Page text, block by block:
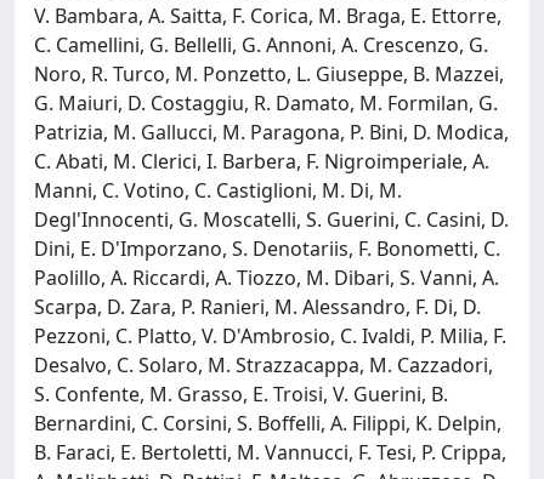
V. Bambara, A. Saitta, F. Corica, M. Braga, E. Ettorre,
C. Camellini, G. Bellelli, G. Annoni, A. Crescenzo, G.
Noro, R. Turco, M. Ponzetto, L. Giuseppe, B. Mazzei,
G. Maiuri, D. Costaggiu, R. Damato, M. Formilan, G.
Patrizia, M. Gallucci, M. Paragona, P. Bini, D. Modica,
C. Abati, M. Clerici, I. Barbera, F. Nigroimperiale, A.
Manni, C. Votino, C. Castiglioni, M. Di, M.
Degl'Innocenti, G. Moscatelli, S. Guerini, C. Casini, D.
Dini, E. D'Imporzano, S. Denotariis, F. Bonometti, C.
Paolillo, A. Riccardi, A. Tiozzo, M. Dibari, S. Vanni, A.
Scarpa, D. Zara, P. Ranieri, M. Alessandro, F. Di, D.
Pezzoni, C. Platto, V. D'Ambrosio, C. Ivaldi, P. Milia, F.
Desalvo, C. Solaro, M. Strazzacappa, M. Cazzadori,
S. Confente, M. Grasso, E. Troisi, V. Guerini, B.
Bernardini, C. Corsini, S. Boffelli, A. Filippi, K. Delpin,
B. Faraci, E. Bertoletti, M. Vannucci, F. Tesi, P. Crippa,